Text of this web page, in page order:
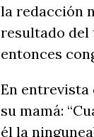
la redacción
resultado del
entonces
En entrevista
su mamá:
él la